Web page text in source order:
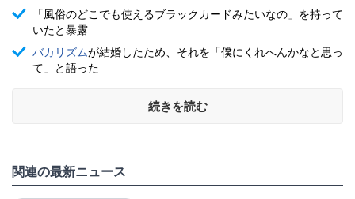
「風俗のどこでも使えるブラックカードみたいなの」を持って
いたと暴露
バカリズムが結婚したため、それを「僕にくれへんかなと思っ
て」と語った
続きを読む
関連の最新ニュース